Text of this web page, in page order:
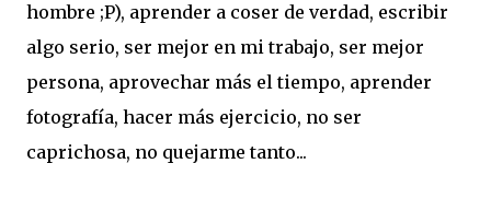
hombre ;P), aprender a coser de verdad, escribir
algo serio, ser mejor en mi trabajo, ser mejor
persona, aprovechar más el tiempo, aprender
fotografía, hacer más ejercicio, no ser
caprichosa, no quejarme tanto...